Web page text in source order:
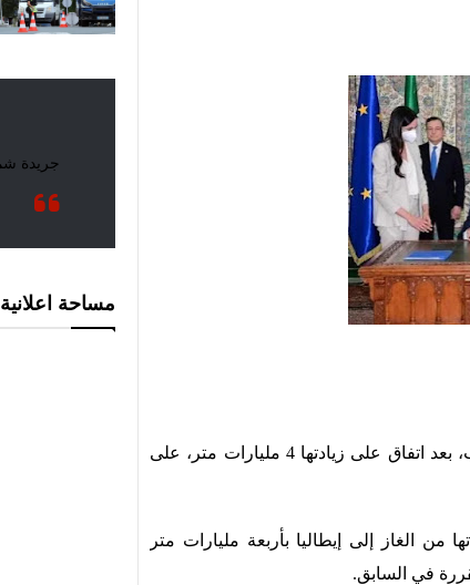
رفعت الجزائر إجمالي صادراتها من الغاز لإيطاليا إلى 25 مليار متر مكعب، بعد اتفاق على زيادتها 4 مليارات متر، على
من الغاز إلى إيطاليا بأربعة مليارات متر
مساحة اعلانية